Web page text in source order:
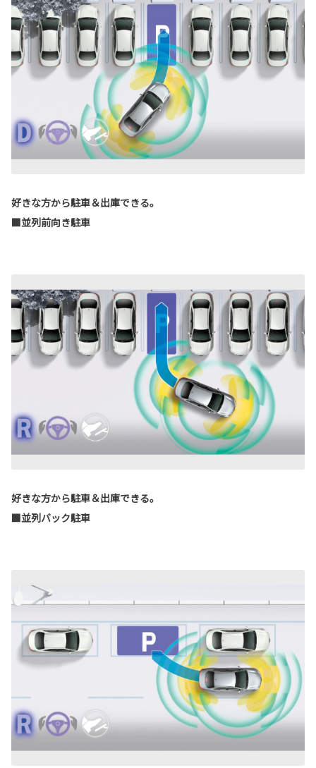
好きな方から駐車＆出庫できる。
■並列前向き駐車
好きな方から駐車＆出庫できる。
■並列バック駐車